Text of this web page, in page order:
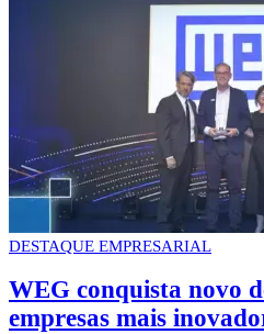
DESTAQUE EMPRESARIAL
WEG conquista novo
empresas mais